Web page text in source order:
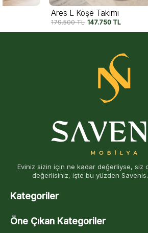
Ares L Köşe Takımı
147.750TL
Eviniz sizin için ne kadar değerliyse, siz
değerlisiniz, işte bu yüzden
Kategoriler
Öne Çıkan Kategoriler